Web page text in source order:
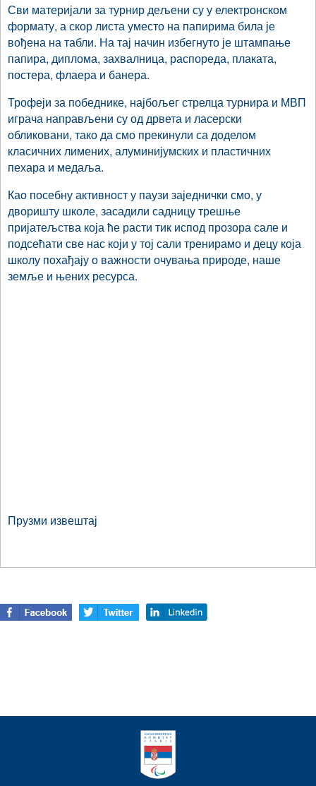
Сви материјали за турнир дељени су у електронском
формату, а скор листа уместо на папирима била је
вођена на табли. На тај начин избегнуто је штампање
папира, диплома, захвалница, распореда, плаката,
постера, флаера и банера.
Трофеји за победнике, најбољег стрелца турнира и МВП
играча направљени су од дрвета и ласерски
обликовани, тако да смо прекинули са доделом
класичних лимених, алуминијумских и пластичних
пехара и медаља.
Као посебну активност у паузи заједнички смо, у
дворишту школе, засадили садницу трешње
пријатељства која ће расти тик испод прозора сале и
подсећати све нас који у тој сали тренирамо и децу која
школу похађају о важности очувања природе, наше
земље и њених ресурса.
Прузми извештај